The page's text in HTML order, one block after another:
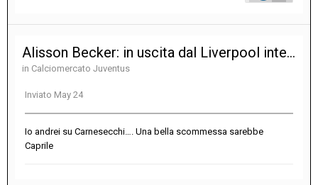
Alisson Becker: in uscita dal Liverpool interessa alla Juventus?
in Calciomercato Juventus
Inviato May 24
Io andrei su Carnesecchi…. Una bella scommessa sarebbe
Caprile